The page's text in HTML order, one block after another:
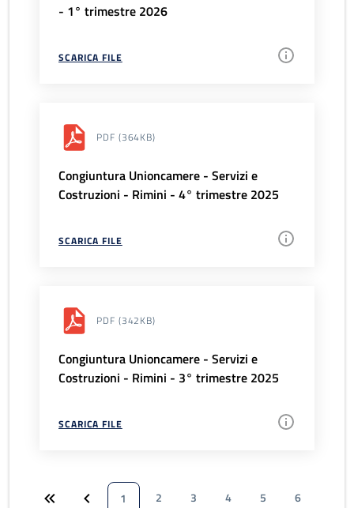
- 1° trimestre 2026
SCARICA FILE
PDF (364KB)
Congiuntura Unioncamere - Servizi e
Costruzioni - Rimini - 4° trimestre 2025
SCARICA FILE
PDF (342KB)
Congiuntura Unioncamere - Servizi e
Costruzioni - Rimini - 3° trimestre 2025
SCARICA FILE
1 2 3 4 5
6